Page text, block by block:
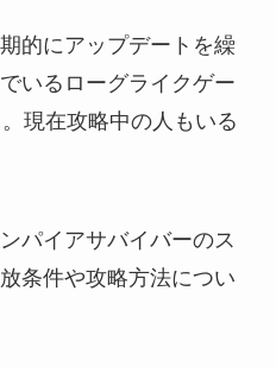
的にアップデートを繰
いるローグライクゲー
現在攻略中の人もいる
パイアサバイバーのス
条件や攻略方法につい